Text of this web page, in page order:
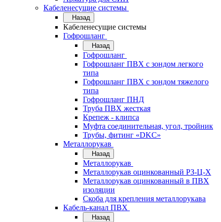
Кабеленесущие системы
Назад
Кабеленесущие системы
Гофрошланг
Назад
Гофрошланг
Гофрошланг ПВХ с зондом легкого
типа
Гофрошланг ПВХ с зондом тяжелого
типа
Гофрошланг ПНД
Труба ПВХ жесткая
Крепеж - клипса
Муфта соединительная, угол, тройник
Трубы, фитинг «DKC»
Металлорукав
Назад
Металлорукав
Металлорукав оцинкованный РЗ-Ц-Х
Металлорукав оцинкованный в ПВХ
изоляции
Скоба для крепления металлорукава
Кабель-канал ПВХ
Назад